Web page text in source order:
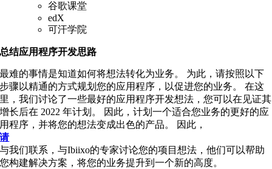
谷歌课堂
edX
可汗学院
总结应用程序开发思路
最难的事情是知道如何将想法转化为业务。 为此，请按照以下
步骤以精通的方式规划您的应用程序，以促进您的业务。 在这
里，我们讨论了一些最好的应用程序开发想法，您可以在见证其
增长后在 2022 年计划。 因此，计划一个适合您业务的更好的应
用程序，并将您的想法变成出色的产品。 因此，
请
与我们联系，与Ibiixo的专家讨论您的项目想法，他们可以帮助
您构建解决方案，将您的业务提升到一个新的高度。